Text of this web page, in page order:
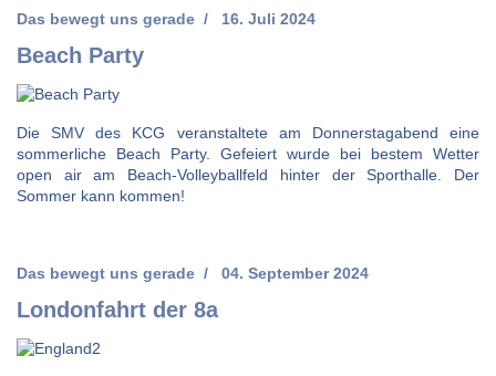
Beach Party
Das bewegt uns gerade 16. Juli 2024
Die SMV des KCG veranstaltete am Donnerstagabend eine
sommerliche Beach Party. Gefeiert wurde bei bestem Wetter
open air am Beach-Volleyballfeld hinter der Sporthalle. Der
Sommer kann kommen!
Londonfahrt der 8a
Das bewegt uns gerade 04. September 2024